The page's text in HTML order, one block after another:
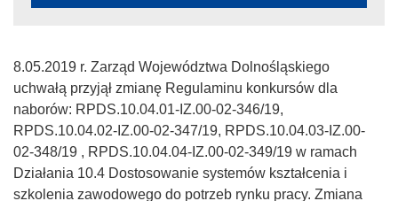
8.05.2019 r. Zarząd Województwa Dolnośląskiego
uchwałą przyjął zmianę Regulaminu konkursów dla
naborów: RPDS.10.04.01-IZ.00-02-346/19,
RPDS.10.04.02-IZ.00-02-347/19, RPDS.10.04.03-IZ.00-
02-348/19 , RPDS.10.04.04-IZ.00-02-349/19 w ramach
Działania 10.4 Dostosowanie systemów kształcenia i
szkolenia zawodowego do potrzeb rynku pracy. Zmiana